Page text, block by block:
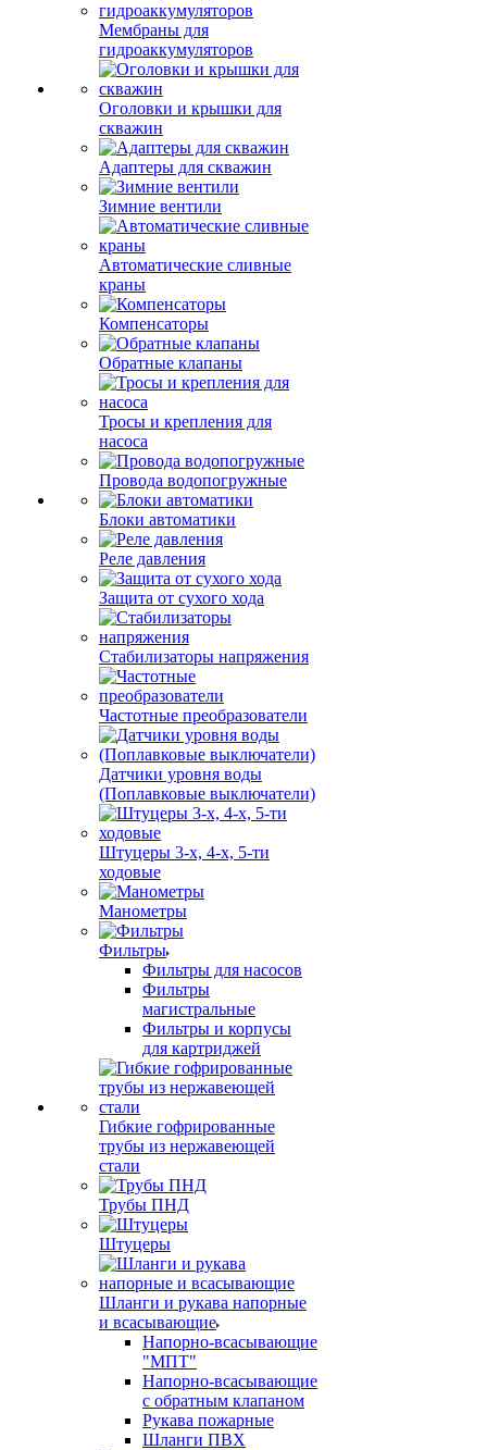
Мембраны для
гидроаккумуляторов
Оголовки и крышки для
скважин
Адаптеры для скважин
Зимние вентили
Автоматические сливные
краны
Компенсаторы
Обратные клапаны
Тросы и крепления для
насоса
Провода водопогружные
Блоки автоматики
Реле давления
Защита от сухого хода
Стабилизаторы напряжения
Частотные преобразователи
Датчики уровня воды
(Поплавковые выключатели)
Штуцеры 3-х, 4-х, 5-ти
ходовые
Манометры
Фильтры
Фильтры для насосов
Фильтры
магистральные
Фильтры и корпусы
для картриджей
Гибкие гофрированные
трубы из нержавеющей
стали
Трубы ПНД
Штуцеры
Шланги и рукава напорные
и всасывающие
Напорно-всасывающие
"МПТ"
Напорно-всасывающие
с обратным клапаном
Рукава пожарные
Шланги ПВХ